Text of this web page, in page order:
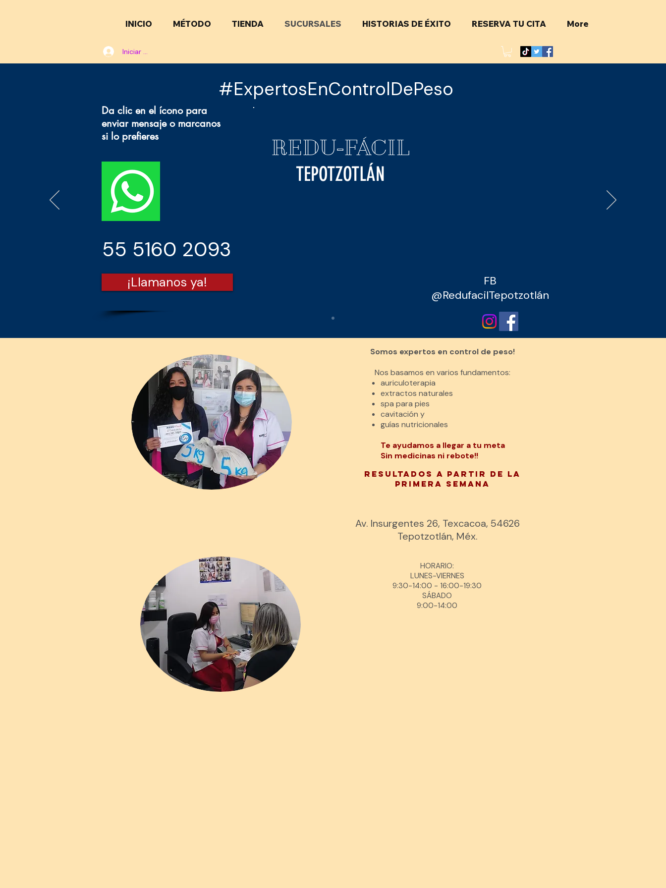
INICIO MÉTODO TIENDA SUCURSALES HISTORIAS DE ÉXITO RESERVA TU CITA More
Iniciar sesión
#ExpertosEnControlDePeso
Da clic en el ícono para
enviar mensaje o marcanos
si lo prefieres
REDU-FÁCIL
TEPOTZOTLÁN
55 5160 2093
¡Llamanos ya!
FB
@RedufacilTepotzotlán
Somos expertos en control de peso!
Nos basamos en varios fundamentos:
auriculoterapia
extractos naturales
spa para pies
cavitación y
guías nutricionales
Te ayudamos a llegar a tu meta
Sin medicinas ni rebote!!
Resultados A PARTIR DE la
primera semana
Av. Insurgentes 26, Texcacoa, 54626
Tepotzotlán, Méx.
HORARIO:
LUNES-VIERNES
9:30-14:00 - 16:00-19:30
SÁBADO
9:00-14:00